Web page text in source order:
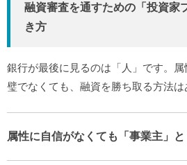
融資審査を通すための「投資家
き方
銀行が最後に見るのは「人」です。
璧でなくても、融資を勝ち取る方法は
属性に自信がなくても「事業主」